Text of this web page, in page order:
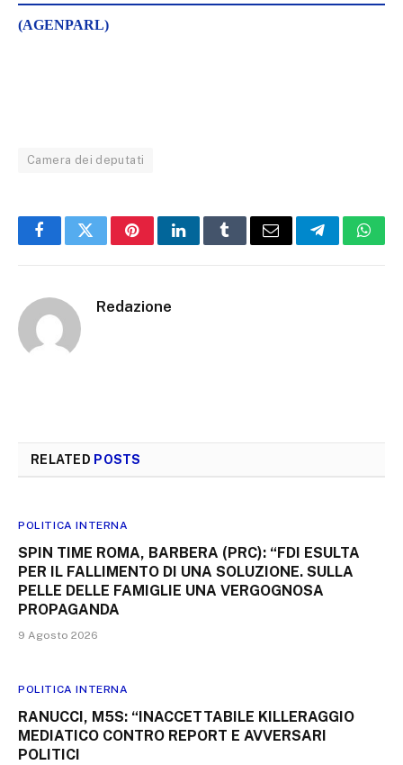
(AGENPARL)
Camera dei deputati
FacebookTwitterPinterestLinkedInTumblrEmail Telegram
Redazione
RELATED POSTS
POLITICA INTERNA
SPIN TIME​ ROMA, BARBERA (PRC): “FDI ESULTA
PER IL FALLIMENTO DI UNA SOLUZIONE. SULLA
PELLE DELLE FAMIGLIE UNA VERGOGNOSA
PROPAGANDA
9 Agosto 2026
POLITICA INTERNA
RANUCCI, M5S: “INACCETTABILE KILLERAGGIO
MEDIATICO CONTRO REPORT E AVVERSARI
POLITICI